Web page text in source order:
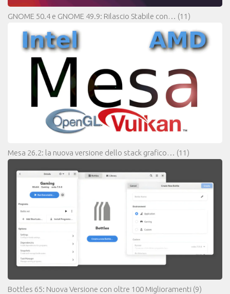
GNOME 50.4 e GNOME 49.9: Rilascio Stabile con… (11)
Mesa 26.2: la nuova versione dello stack grafico… (11)
Bottles 65: Nuova Versione con oltre 100 Miglioramenti (9)